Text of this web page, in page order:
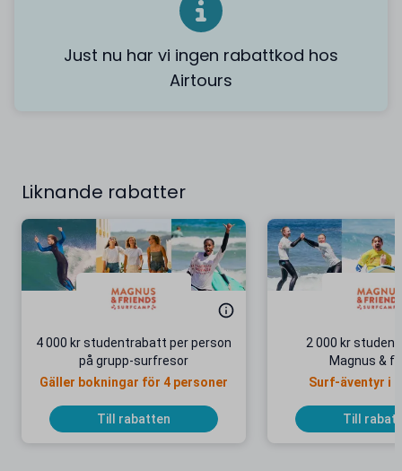
Just nu har vi ingen rabattkod hos
Airtours
Liknande rabatter
4 000 kr studentrabatt per person
på grupp-surfresor
Gäller bokningar för 4 personer
Till rabatten
2 000 kr
Magnus &
Surf-äventyr i
Till